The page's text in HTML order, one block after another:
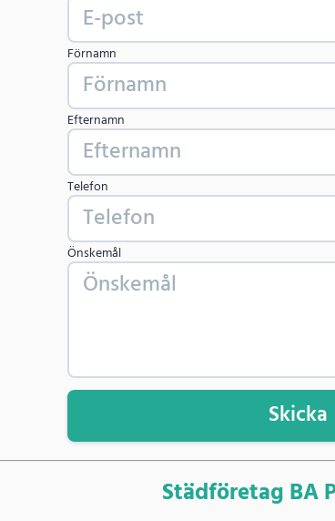
Förnamn
Efternamn
Telefon
Önskemål
Skicka
Städföretag BA